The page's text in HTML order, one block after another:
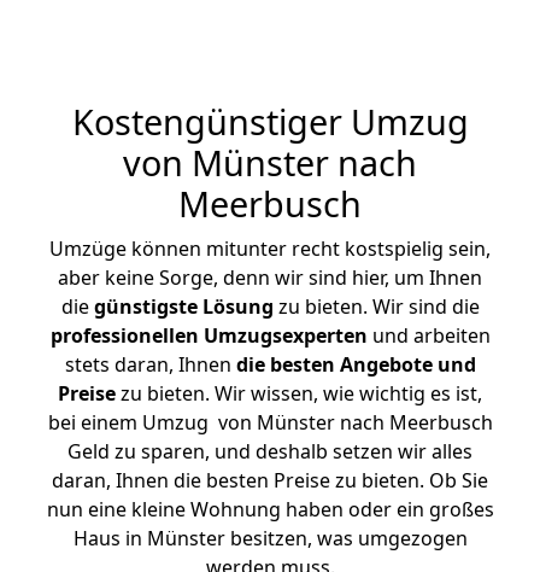
Kostengünstiger Umzug
von Münster nach
Meerbusch
Umzüge können mitunter recht kostspielig sein,
aber keine Sorge, denn wir sind hier, um Ihnen
diegünstigste Lösung zu bieten. Wir sind die
professionellen Umzugsexperten und arbeiten
stets daran, Ihnen die besten Angebote und
Preisezu bieten. Wir wissen, wie wichtig es ist,
bei einem Umzug von Münster nach Meerbusch
Geld zu sparen, und deshalb setzen wir alles
daran, Ihnen die besten Preise zu bieten. Ob Sie
nun eine kleine Wohnung haben oder ein großes
Haus in Münster besitzen, was umgezogen